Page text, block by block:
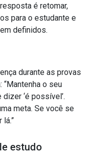
é retomar,
para o estudante e
definidos.
durante as provas
“Mantenha o seu
‘é possível’.
meta. Se você se
estudo